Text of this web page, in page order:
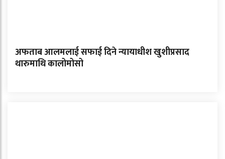
अफताब आलमलाई सफाई दिने न्यायाधीश खुशीप्रसाद
थारुमाथि कालोमोसो